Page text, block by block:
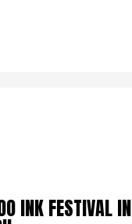
INK FESTIVAL IN